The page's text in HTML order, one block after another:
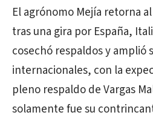
El agrónomo Mejía retorna
tras una gira por España,
cosechó respaldos y amplió
internacionales, con la
pleno respaldo de Vargas
solamente fue su